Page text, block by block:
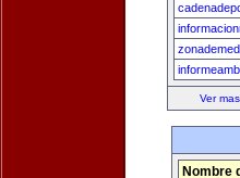
Ver
Nombre